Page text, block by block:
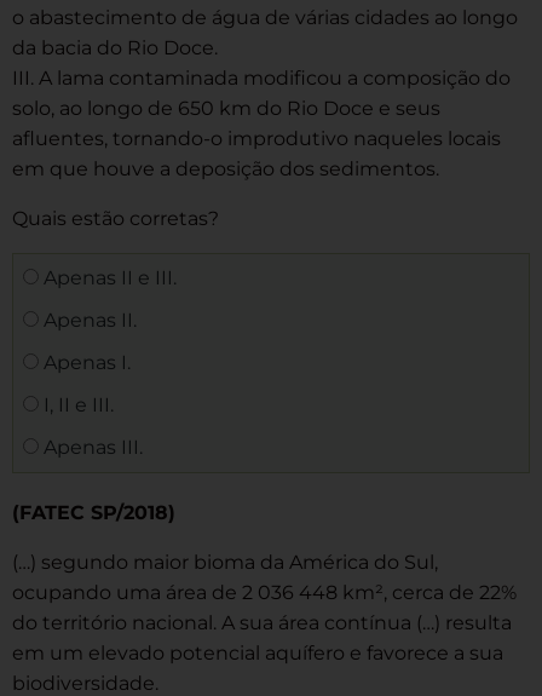
o abastecimento de água de várias cidades ao longo
da bacia do Rio Doce.
III. A lama contaminada modificou a composição do
solo, ao longo de 650 km do Rio Doce e seus
afluentes, tornando-o improdutivo naqueles locais
em que houve a deposição dos sedimentos.
Quais estão corretas?
Apenas II e III.
Apenas II.
Apenas I.
I, II e III.
Apenas III.
(FATEC SP/2018)
(…) segundo maior bioma da América do Sul,
ocupando uma área de 2 036 448 km², cerca de 22%
do território nacional. A sua área contínua (…) resulta
em um elevado potencial aquífero e favorece a sua
biodiversidade.